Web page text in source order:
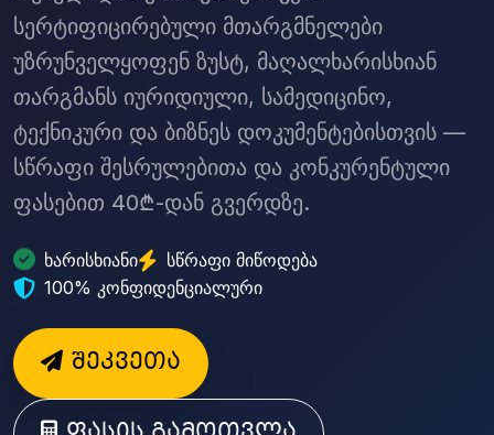
სერტიფიცირებული მთარგმნელები
უზრუნველყოფენ ზუსტ, მაღალხარისხიან
თარგმანს იურიდიული, სამედიცინო,
ტექნიკური და ბიზნეს დოკუმენტებისთვის —
სწრაფი შესრულებითა და კონკურენტული
ფასებით 40₾-დან გვერდზე.
ხარისხიანი
სწრაფი მიწოდება
100% კონფიდენციალური
შეკვეთა